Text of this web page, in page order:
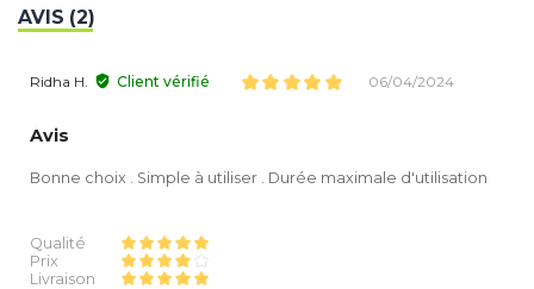
AVIS (2)
Ridha H. Client vérifié 06/04/2024
Avis
Bonne choix . Simple à utiliser . Durée maximale d'utilisation
Qualité
Prix
Livraison